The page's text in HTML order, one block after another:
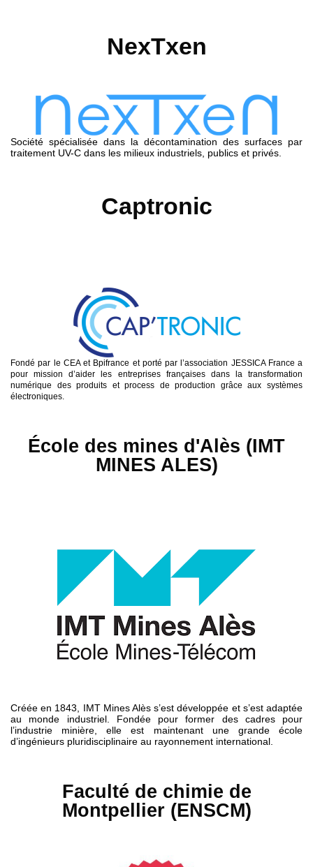
NexTxen
Société spécialisée dans la décontamination des surfaces par
traitement UV-C dans les milieux industriels, publics et privés.
Captronic
Fondé par le CEA et Bpifrance et porté par l’association JESSICA France a
pour mission d’aider les entreprises françaises dans la transformation
numérique des produits et process de production grâce aux systèmes
électroniques.
École des mines d'Alès (IMT
MINES ALES)
Créée en 1843, IMT Mines Alès s’est développée et s’est adaptée
au monde industriel. Fondée pour former des cadres pour
l’industrie minière, elle est maintenant une grande école
d’ingénieurs pluridisciplinaire au rayonnement international.
Faculté de chimie de
Montpellier (ENSCM)